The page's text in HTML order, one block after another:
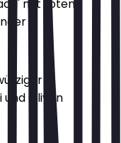
mit roten
und Oliven